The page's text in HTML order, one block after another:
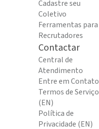
Cadastre seu
Coletivo
Ferramentas para
Recrutadores
Contactar
Central de
Atendimento
Entre em Contato
Termos de Serviço
(EN)
Política de
Privacidade (EN)